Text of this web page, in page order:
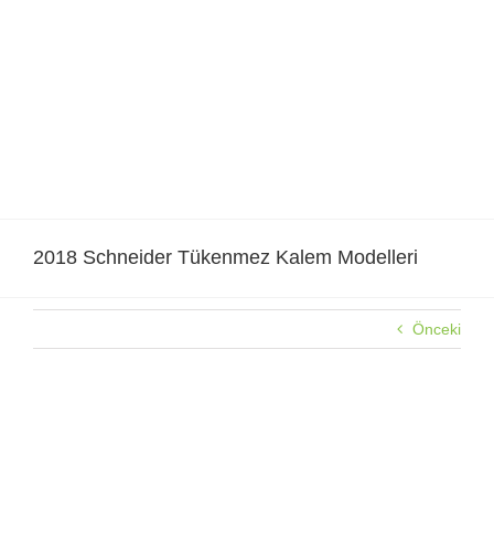
2018 Schneider Tükenmez Kalem Modelleri
Önceki